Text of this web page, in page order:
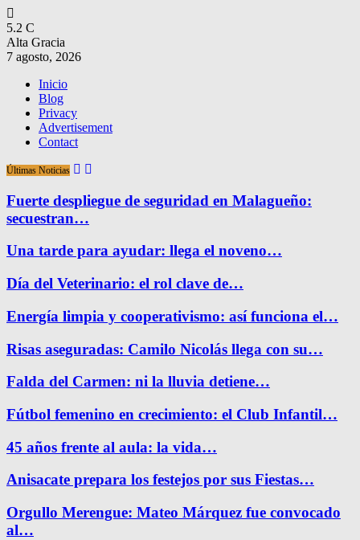
5.2 C
Alta Gracia
7 agosto, 2026
Inicio
Blog
Privacy
Advertisement
Contact
Últimas Noticias
Fuerte despliegue de seguridad en Malagueño:
secuestran…
Una tarde para ayudar: llega el noveno…
Día del Veterinario: el rol clave de…
Energía limpia y cooperativismo: así funciona el…
Risas aseguradas: Camilo Nicolás llega con su…
Falda del Carmen: ni la lluvia detiene…
Fútbol femenino en crecimiento: el Club Infantil…
45 años frente al aula: la vida…
Anisacate prepara los festejos por sus Fiestas…
Orgullo Merengue: Mateo Márquez fue convocado
al…